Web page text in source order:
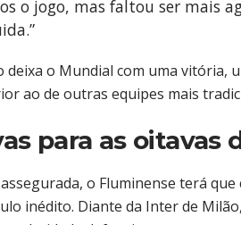
o jogo, mas faltou ser mais
deixa o Mundial com uma vitória,
ao de outras equipes mais
para as oitavas
assegurada, o Fluminense terá
inédito. Diante da Inter de